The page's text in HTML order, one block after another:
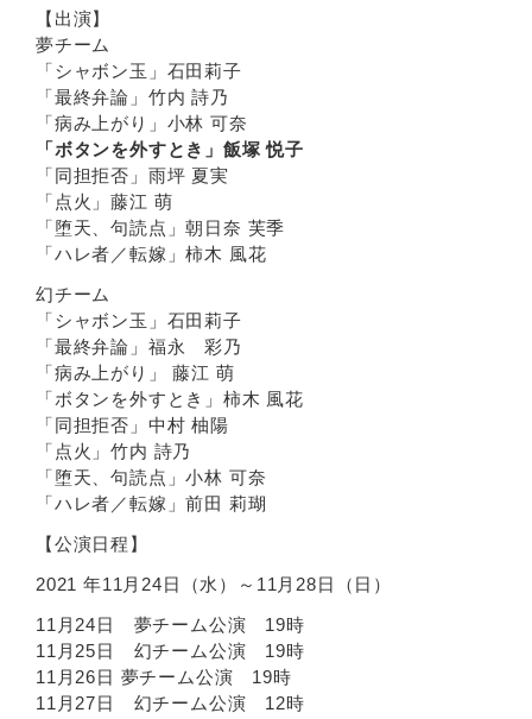
【出演】
夢チーム
「シャボン玉」石田莉子
「最終弁論」竹内 詩乃
「病み上がり」小林 可奈
「ボタンを外すとき」飯塚 悦子
「同担拒否」雨坪 夏実
「点火」藤江 萌
「堕天、句読点」朝日奈 芙季
「ハレ者／転嫁」柿木 風花
幻チーム
「シャボン玉」石田莉子
「最終弁論」福永 彩乃
「病み上がり」 藤江 萌
「ボタンを外すとき」柿木 風花
「同担拒否」中村 柚陽
「点火」竹内 詩乃
「堕天、句読点」小林 可奈
「ハレ者／転嫁」前田 莉瑚
【公演日程】
2021 年11月24日（水）～11月28日（日）
11月24日 夢チーム公演 19時
11月25日 幻チーム公演 19時
11月26日 夢チーム公演 19時
11月27日 幻チーム公演 12時